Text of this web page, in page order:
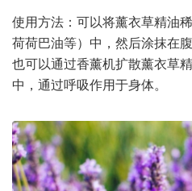
使用方法：可以将薰衣草精油
荷荷巴油等）中，然后涂抹在
也可以通过香薰机扩散薰衣草
中，通过呼吸作用于身体。